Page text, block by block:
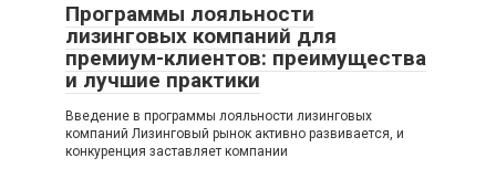
Программы лояльности
лизинговых компаний для
премиум-клиентов: преимущества
и лучшие практики
Введение в программы лояльности лизинговых
компаний Лизинговый рынок активно развивается, и
конкуренция заставляет компании